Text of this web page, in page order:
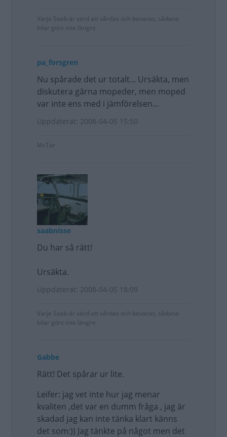
Varje Saab är värd att vårdas och bevaras, sådana
bilar görs inte längre
pa_forsgren
Nu spårade det ur totalt... Ursäkta, men
diskutera gärna mopeder, men moped
var inte ens med i jämförelsen...
Uppdaterat: 2008-04-05 15:50
McTar
saabnisse
Du har så rätt!
Ursäkta.
Uppdaterat: 2008-04-05 18:09
Varje Saab är värd att vårdas och bevaras, sådana
bilar görs inte längre
Gabbe
Rätt! Det spårar ur lite.
Leifer: jag vet inte hur jag menar
kvaliten ,det var en dumm fråga , jag är
skadad jag kan inte tänka klart känns
det som:)) Jag tänkte på något men det